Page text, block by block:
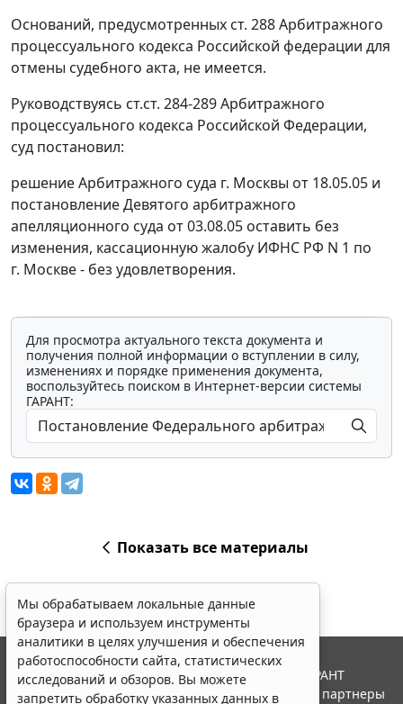
Оснований, предусмотренных ст. 288Арбитражного
процессуального кодекса Российской федерации для
отмены судебного акта, не имеется.
Руководствуясь ст.ст. 284-289Арбитражного
процессуального кодекса Российской Федерации,
суд постановил:
решение Арбитражного суда г. Москвы от 18.05.05 и
постановление Девятого арбитражного
апелляционного суда от 03.08.05 оставить без
изменения, кассационную жалобу ИФНС РФ N 1 по
г. Москве - без удовлетворения.
Для просмотра актуального текста документа и
получения полной информации о вступлении в силу,
изменениях и порядке применения документа,
воспользуйтесь поиском в Интернет-версии системы
ГАРАНТ:
Показать все материалы
Мы обрабатываем локальные данные
браузера и используем инструменты
аналитики в целях улучшения и обеспечения
работоспособности сайта, статистических
исследований и обзоров. Вы можете
запретить обработку указанных данных в
© ООО "НПП "ГАРАНТ-СЕРВИС", 2026. Система ГАРАНТ
выпускается с 1990 года. Компания "Гарант" и ее партнеры